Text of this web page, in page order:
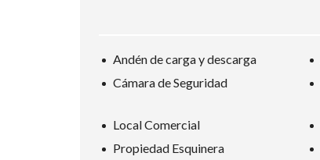
Andén de carga y descarga
Cámara de Seguridad
Local Comercial
Propiedad Esquinera